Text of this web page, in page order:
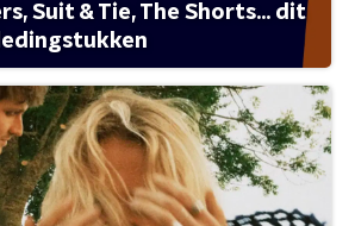
Suit & Tie, The Shorts... dit